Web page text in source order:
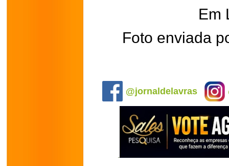
Em
Foto enviada
@jornaldelavras